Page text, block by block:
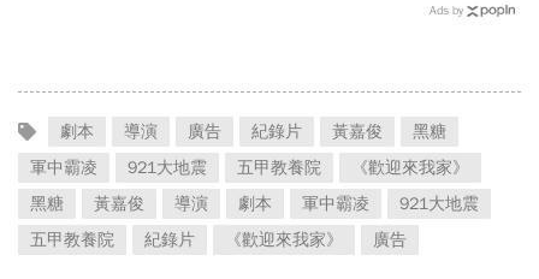
Ads by
劇本 導演 廣告 紀錄片 黃嘉俊
黑糖
軍中霸凌
921大地震 五甲教養院
《歡迎來我家》
黑糖
黃嘉俊 導演 劇本 軍中霸凌
921大地震
五甲教養院
紀錄片 《歡迎來我家》 廣告